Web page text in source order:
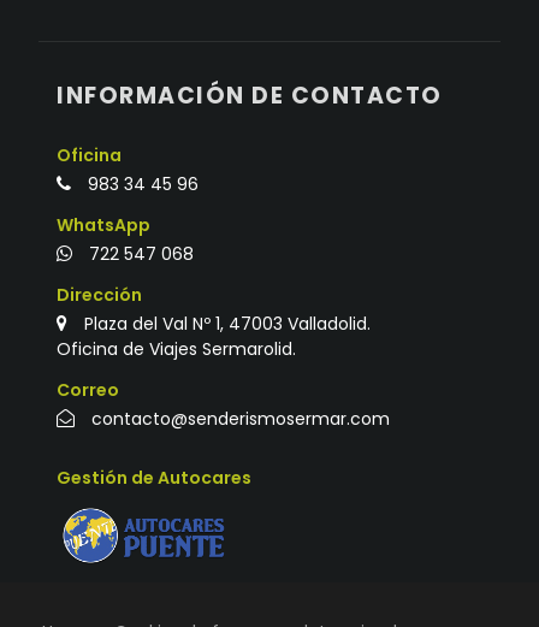
INFORMACIÓN DE CONTACTO
Oficina
983 34 45 96
WhatsApp
722 547 068
Dirección
Plaza del Val Nº 1, 47003 Valladolid.
Oficina de Viajes Sermarolid.
Correo
contacto@senderismosermar.com
Gestión de Autocares